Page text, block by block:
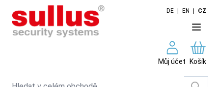
Skip to Content
DE EN CZ
Můj účet Košík
Search